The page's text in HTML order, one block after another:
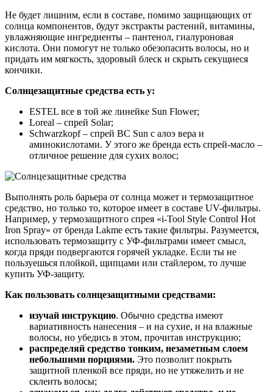
Не будет лишним, если в составе, помимо защищающих от
солнца компонентов, будут экстракты растений, витамины,
увлажняющие ингредиенты – пантенол, гиалуроновая
кислота. Они помогут не только обезопасить волосы, но и
придать им мягкость, здоровый блеск и скрыть секущиеся
кончики.
Солнцезащитные средства есть у:
ESTEL все в той же линейке Sun Flower;
Loreal – спрей Solar;
Schwarzkopf – спрей BC Sun с алоэ вера и
аминокислотами. У этого же бренда есть спрей-масло –
отличное решение для сухих волос;
Выполнять роль барьера от солнца может и термозащитное
средство, но только то, которое имеет в составе UV-фильтры.
Например, у термозащитного спрея «i-Tool Style Control Hot
Iron Spray» от бренда Lakme есть такие фильтры. Разумеется,
использовать термозащиту с УФ-фильтрами имеет смысл,
когда пряди подвергаются горячей укладке. Если ты не
пользуешься плойкой, щипцами или стайлером, то лучше
купить УФ-защиту.
Как пользовать солнцезащитными средствами:
изучай инструкцию. Обычно средства имеют
вариативность нанесения – и на сухие, и на влажные
волосы, но убедись в этом, прочитав инструкцию;
распределяй средство тонким, незаметным слоем
небольшими порциями. Это позволит покрыть
защитной пленкой все пряди, но не утяжелить и не
склеить волосы;